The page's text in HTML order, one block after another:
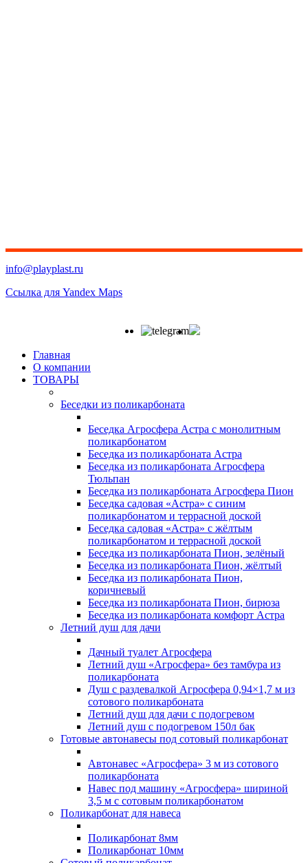
info@playplast.ru
Ссылка для Yandex Maps
Главная
О компании
ТОВАРЫ
Беседки из поликарбоната
Беседка Агросфера Астра с монолитным
поликарбонатом
Беседка из поликарбоната Астра
Беседка из поликарбоната Агросфера
Тюльпан
Беседка из поликарбоната Агросфера Пион
Беседка садовая «Астра» с синим
поликарбонатом и террасной доской
Беседка садовая «Астра» с жёлтым
поликарбонатом и террасной доской
Беседка из поликарбоната Пион, зелёный
Беседка из поликарбоната Пион, жёлтый
Беседка из поликарбоната Пион,
коричневый
Беседка из поликарбоната Пион, бирюза
Беседка из поликарбоната комфорт Астра
Летний душ для дачи
Дачный туалет Агросфера
Летний душ «Агросфера» без тамбура из
поликарбоната
Душ с раздевалкой Агросфера 0,94×1,7 м из
сотового поликарбоната
Летний душ для дачи с подогревом
Летний душ с подогревом 150л бак
Готовые автонавесы под сотовый поликарбонат
Автонавес «Агросфера» 3 м из сотового
поликарбоната
Навес под машину «Агросфера» шириной
3,5 м с сотовым поликарбонатом
Поликарбонат для навеса
Поликарбонат 8мм
Поликарбонат 10мм